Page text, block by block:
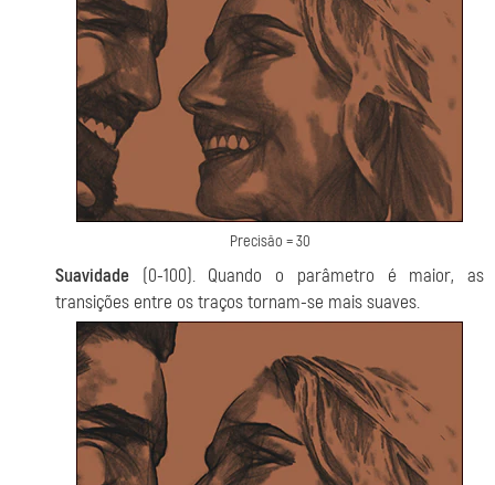
Precisão = 30
Suavidade (0-100). Quando o parâmetro é maior, as
transições entre os traços tornam-se mais suaves.